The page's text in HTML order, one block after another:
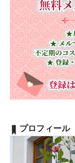
プロフィール